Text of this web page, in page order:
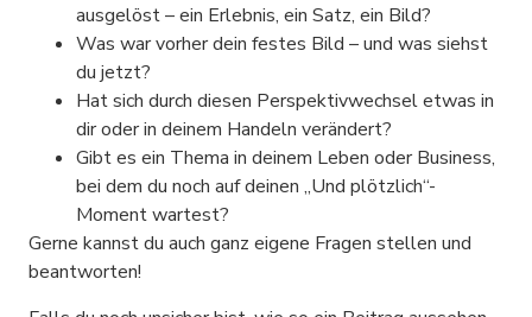
ausgelöst – ein Erlebnis, ein Satz, ein Bild?
Was war vorher dein festes Bild – und was siehst
du jetzt?
Hat sich durch diesen Perspektivwechsel etwas in
dir oder in deinem Handeln verändert?
Gibt es ein Thema in deinem Leben oder Business,
bei dem du noch auf deinen „Und plötzlich“-
Moment wartest?
Gerne kannst du auch ganz eigene Fragen stellen und
beantworten!